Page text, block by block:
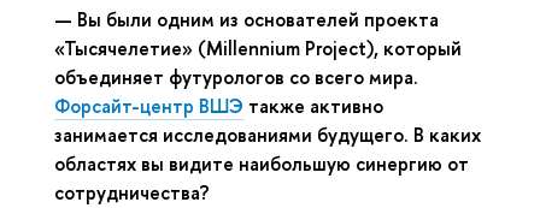
— Вы были одним из основателей проекта
«Тысячелетие» (Millennium Project), который
объединяет футурологов со всего мира.
Форсайт-центр ВШЭ также активно
занимается исследованиями будущего. В каких
областях вы видите наибольшую синергию от
сотрудничества?